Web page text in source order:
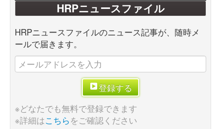
HRPニュースファイル
HRPニュースファイルのニュース記事が、随時メ
ールで届きます。
登録する
※どなたでも無料で登録できます
※詳細はこちらをご確認ください